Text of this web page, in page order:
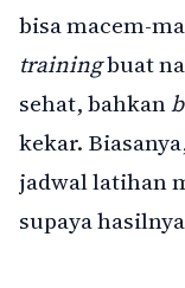
bisa macem-
trainingbuat
sehat, bahkan
kekar.
jadwal latihan
supaya